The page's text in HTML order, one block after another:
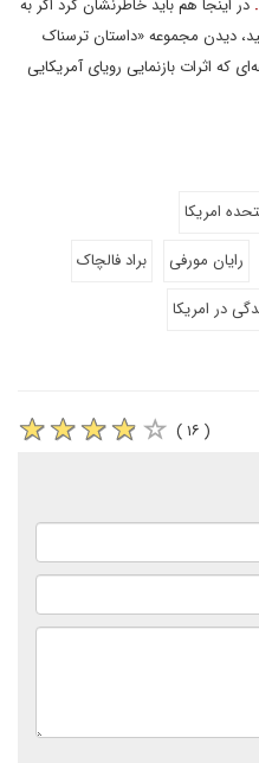
در اینجا هم باید خاطرنشان کرد اگر به
دیدن مجموعه «داستان ترسناک
که اثرات بازنمایی رویای آمریکایی
امریکا
رایان مورفی
براد فالچاک
در امریکا
( ۱۶ )